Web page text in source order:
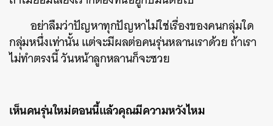
อย่าลืมว่าปัญหาทุกปัญหาไม่ใช่เรื่องของคนกลุ่มใด
กลุ่มหนึ่งเท่านั้น แต่จะมีผลต่อคนรุ่นหลานเราด้วย ถ้าเรา
ไม่ทำตรงนี้ วันหน้าลูกหลานก็จะซวย
เห็นคนรุ่นใหม่ตอนนี้แล้วคุณมีความหวังไหม